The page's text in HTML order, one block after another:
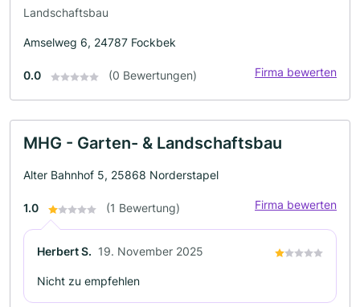
Landschaftsbau
Amselweg 6, 24787 Fockbek
0.0 (0 Bewertungen) Firma bewerten
MHG - Garten- & Landschaftsbau
Alter Bahnhof 5, 25868 Norderstapel
1.0 (1 Bewertung) Firma bewerten
Herbert S. 19. November 2025
Nicht zu empfehlen